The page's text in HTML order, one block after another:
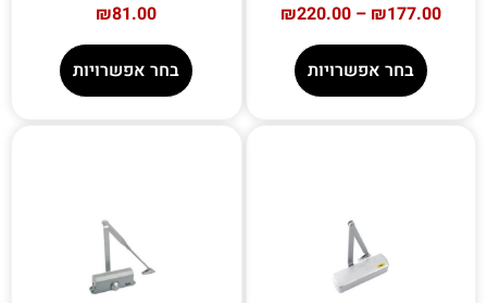
₪177.00
–
₪220.00
בחר אפשרויות
₪81.00
בחר אפשרויות